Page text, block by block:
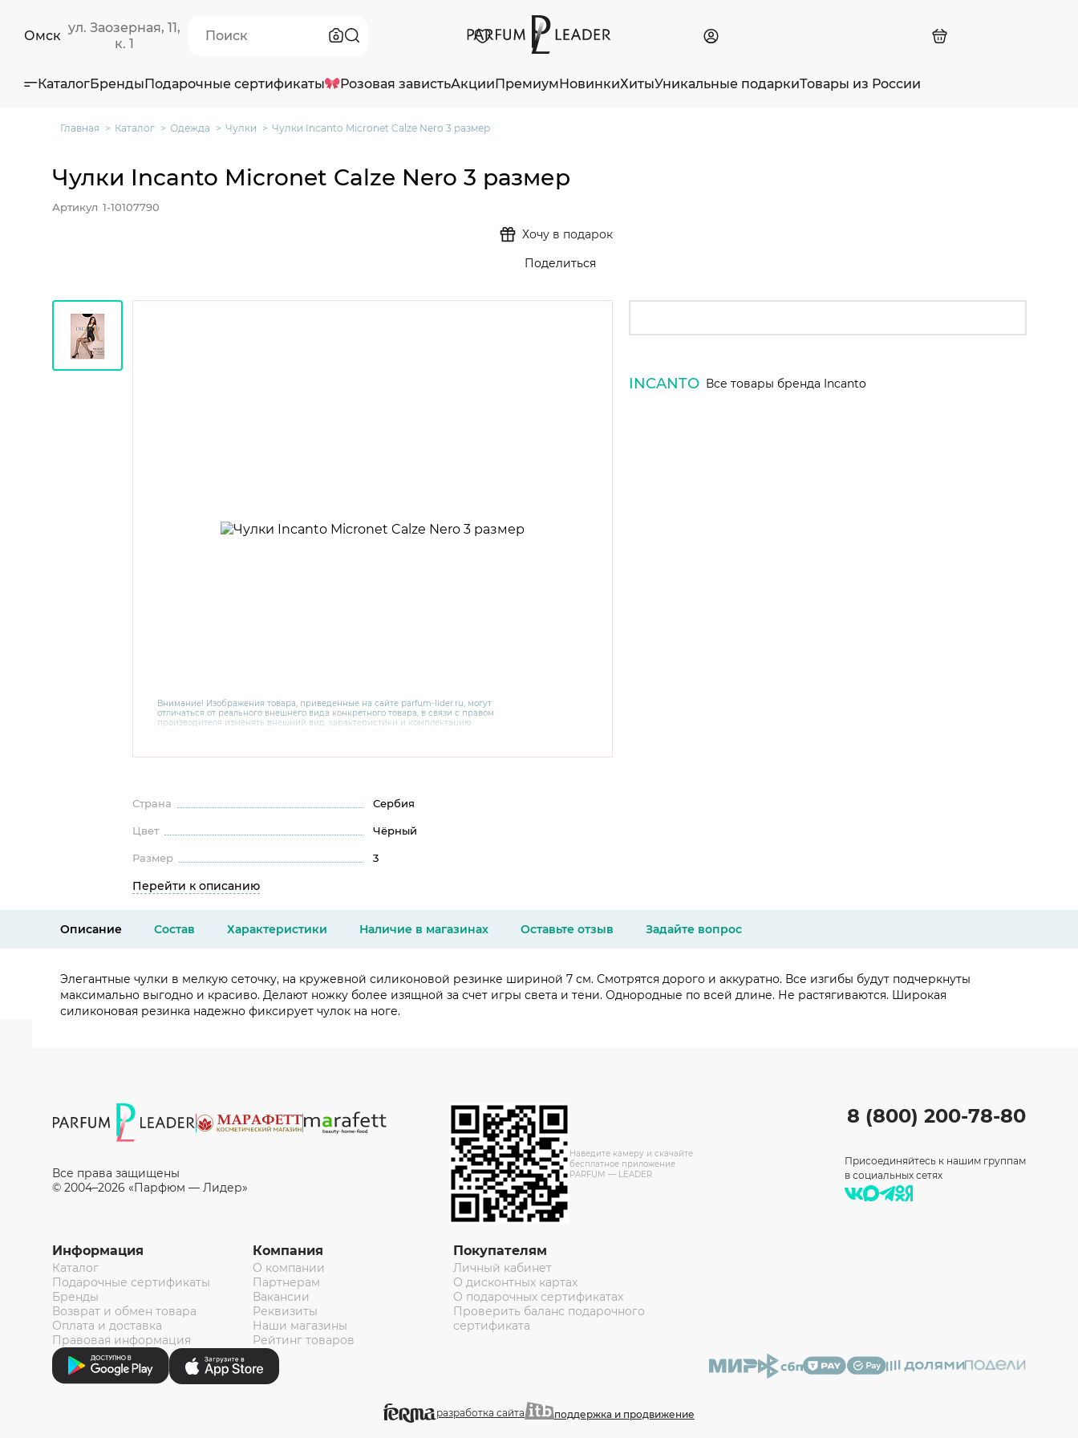
Омск
ул. Заозерная, 11,
к. 1
КаталогБрендыПодарочные сертификаты Розовая завистьАкцииПремиумНовинкиХитыУникальные подаркиТовары из России
Главная Каталог Одежда Чулки Чулки Incanto Micronet Calze Nero 3 размер
Внимание! Изображения товара, приведенные на сайте parfum-lider.ru, могут
отличаться от реального внешнего вида конкретного товара, в связи с правом
производителя изменять внешний вид, характеристики и комплектацию
консультантов по номеру 8 800 200 78 80.
Чулки Incanto Micronet Calze Nero 3 размер
Артикул 1-10107790
Хочу в подарок
Поделиться
Страна Сербия
Цвет Чёрный
Размер 3
Перейти к описанию
INCANTO Все товары бренда Incanto
Описание Состав Характеристики Наличие в магазинах Оставьте отзыв Задайте вопрос
Элегантные чулки в мелкую сеточку, на кружевной силиконовой резинке шириной 7 см. Смотрятся дорого и аккуратно. Все изгибы будут подчеркнуты
максимально выгодно и красиво. Делают ножку более изящной за счет игры света и тени. Однородные по всей длине. Не растягиваются. Широкая
силиконовая резинка надежно фиксирует чулок на ноге.
Все права защищены
© 2004–2026 «Парфюм — Лидер»
Наведите камеру и скачайте
бесплатное приложение
PARFUM — LEADER
Информация
Каталог
Подарочные сертификаты
Бренды
Возврат и обмен товара
Оплата и доставка
Правовая информация
Компания
О компании
Партнерам
Вакансии
Реквизиты
Наши магазины
Рейтинг товаров
Покупателям
Личный кабинет
О дисконтных картах
О подарочных сертификатах
Проверить баланс подарочного
сертификата
8 (800) 200-78-80
Присоединяйтесь к нашим группам
в социальных сетях
разработка сайта поддержка и продвижение